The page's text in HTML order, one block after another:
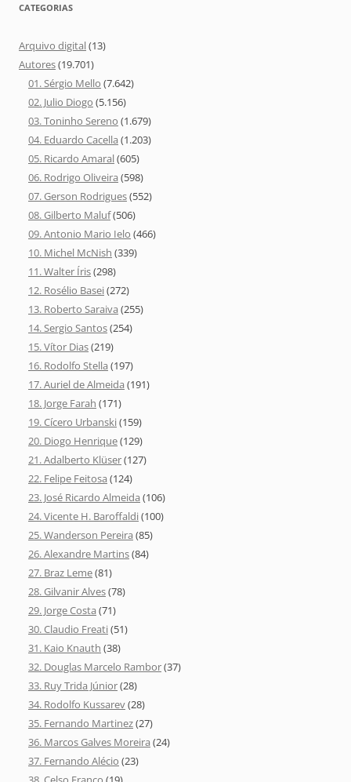
CATEGORIAS
Arquivo digital(13)
Autores(19.701)
01. Sérgio Mello (7.642)
02. Julio Diogo (5.156)
03. Toninho Sereno (1.679)
04. Eduardo Cacella (1.203)
05. Ricardo Amaral(605)
06. Rodrigo Oliveira (598)
07. Gerson Rodrigues(552)
08. Gilberto Maluf(506)
09. Antonio Mario Ielo (466)
10. Michel McNish (339)
11. Walter Íris(298)
12. Rosélio Basei(272)
13. Roberto Saraiva (255)
14. Sergio Santos(254)
15. Vítor Dias(219)
16. Rodolfo Stella (197)
17. Auriel de Almeida (191)
18. Jorge Farah (171)
19. Cícero Urbanski(159)
20. Diogo Henrique(129)
21. Adalberto Klüser(127)
22. Felipe Feitosa (124)
23. José Ricardo Almeida (106)
24. Vicente H. Baroffaldi(100)
25. Wanderson Pereira (85)
26. Alexandre Martins(84)
27. Braz Leme(81)
28. Gilvanir Alves(78)
29. Jorge Costa (71)
30. Claudio Freati(51)
31. Kaio Knauth (38)
32. Douglas Marcelo Rambor(37)
33. Ruy Trida Júnior(28)
34. Rodolfo Kussarev(28)
35. Fernando Martinez(27)
36. Marcos Galves Moreira (24)
37. Fernando Alécio (23)